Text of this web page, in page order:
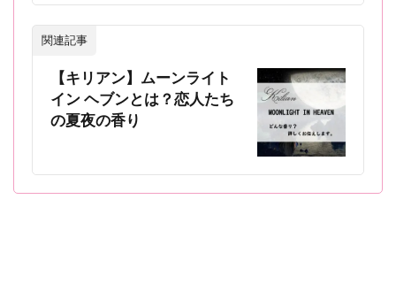
関連記事
【キリアン】ムーンライト
イン ヘブンとは？恋人たち
の夏夜の香り